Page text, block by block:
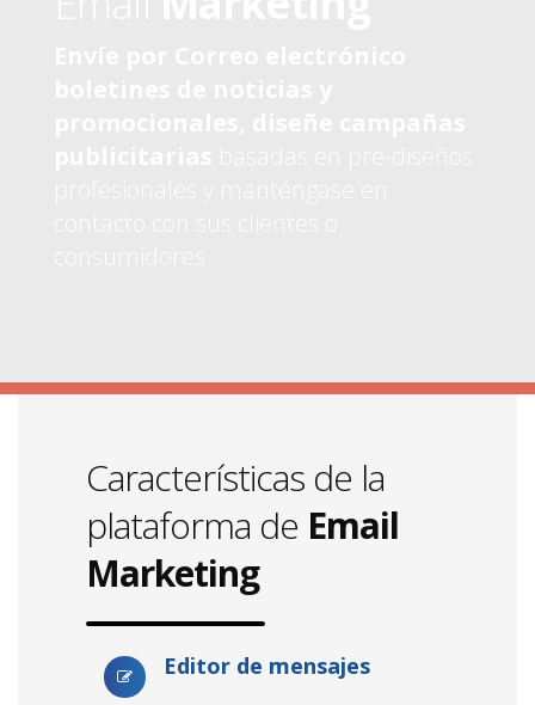
Características de la
plataforma de Email
Marketing
Editor de mensajes